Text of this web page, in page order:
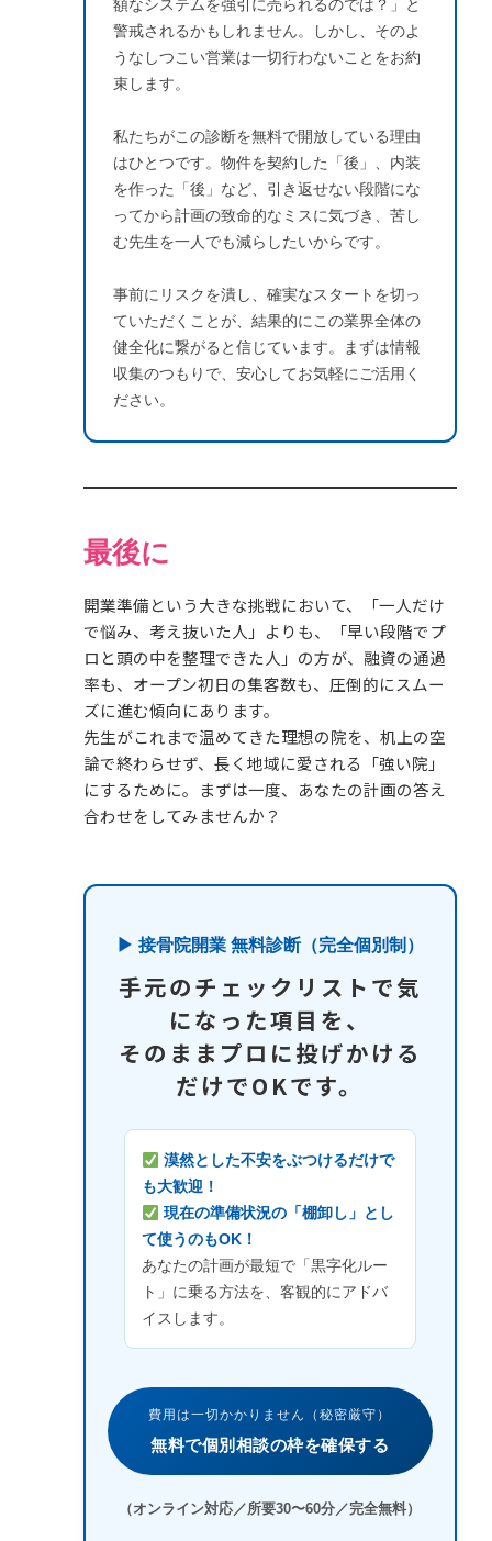
額なシステムを強引に売られるのでは？」と
警戒されるかもしれません。しかし、そのよ
うなしつこい営業は一切行わないことをお約
束します。
私たちがこの診断を無料で開放している理由
はひとつです。物件を契約した「後」、内装
を作った「後」など、引き返せない段階にな
ってから計画の致命的なミスに気づき、苦し
む先生を一人でも減らしたいからです。
事前にリスクを潰し、確実なスタートを切っ
ていただくことが、結果的にこの業界全体の
健全化に繋がると信じています。まずは情報
収集のつもりで、安心してお気軽にご活用く
ださい。
最後に
開業準備という大きな挑戦において、「一人だけ
で悩み、考え抜いた人」よりも、「早い段階でプ
ロと頭の中を整理できた人」の方が、融資の通過
率も、オープン初日の集客数も、圧倒的にスムー
ズに進む傾向にあります。
先生がこれまで温めてきた理想の院を、机上の空
論で終わらせず、長く地域に愛される「強い院」
にするために。まずは一度、あなたの計画の答え
合わせをしてみませんか？
▶ 接骨院開業 無料診断（完全個別制）
手元のチェックリストで気
になった項目を、
そのままプロに投げかける
だけでOKです。
漠然とした不安をぶつけるだけで
も大歓迎！
現在の準備状況の「棚卸し」とし
て使うのもOK！
あなたの計画が最短で「黒字化ルー
ト」に乗る方法を、客観的にアドバ
イスします。
費用は一切かかりません（秘密厳守）
無料で個別相談の枠を確保する
（オンライン対応／所要30〜60分／完全無料）